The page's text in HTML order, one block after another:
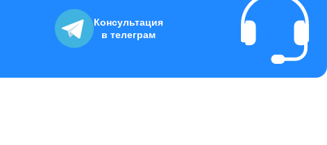
Консультация
в телеграм